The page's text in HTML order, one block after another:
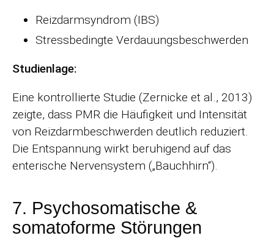
Reizdarmsyndrom (IBS)
Stressbedingte Verdauungsbeschwerden
Studienlage:
Eine kontrollierte Studie (Zernicke et al., 2013)
zeigte, dass PMR die Häufigkeit und Intensität
von Reizdarmbeschwerden deutlich reduziert.
Die Entspannung wirkt beruhigend auf das
enterische Nervensystem („Bauchhirn“).
7. Psychosomatische &
somatoforme Störungen